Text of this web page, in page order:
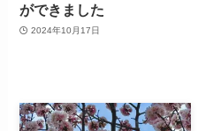
ができました
2024年10月17日